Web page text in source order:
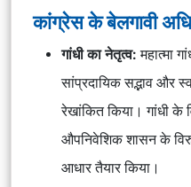
कांग्रेस के बेलगावी
गांधी का नेतृत्व:महात्मा
सांप्रदायिक सद्भाव और
रेखांकित किया। गांधी के
औपनिवेशिक शासन के
आधार तैयार किया।